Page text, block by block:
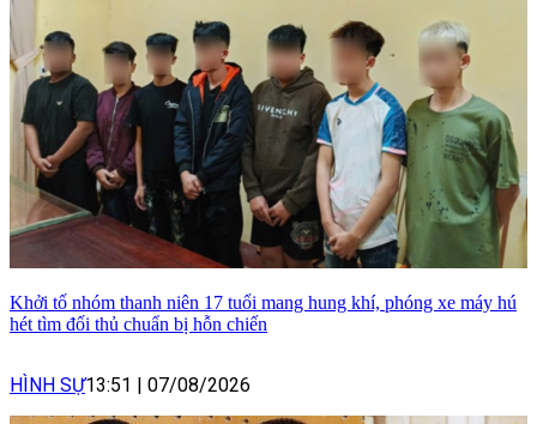
Khởi tố nhóm thanh niên 17 tuổi mang hung khí, phóng xe máy hú
hét tìm đối thủ chuẩn bị hỗn chiến
HÌNH SỰ13:51 07/08/2026